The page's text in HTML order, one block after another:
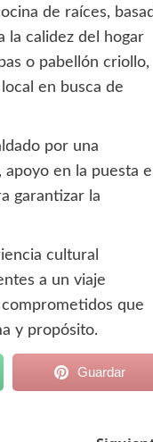
de raíces,
la calidez del hogar
o pabellón criollo,
en busca de
por una
en la puesta
garantizar la
cultural
a un viaje
que
y propósito.
Guardar